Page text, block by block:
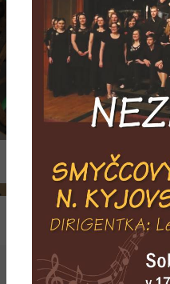
Chcete si vyzkoušet
chaloupkách?
VÍCE INFORMACÍ
Previous